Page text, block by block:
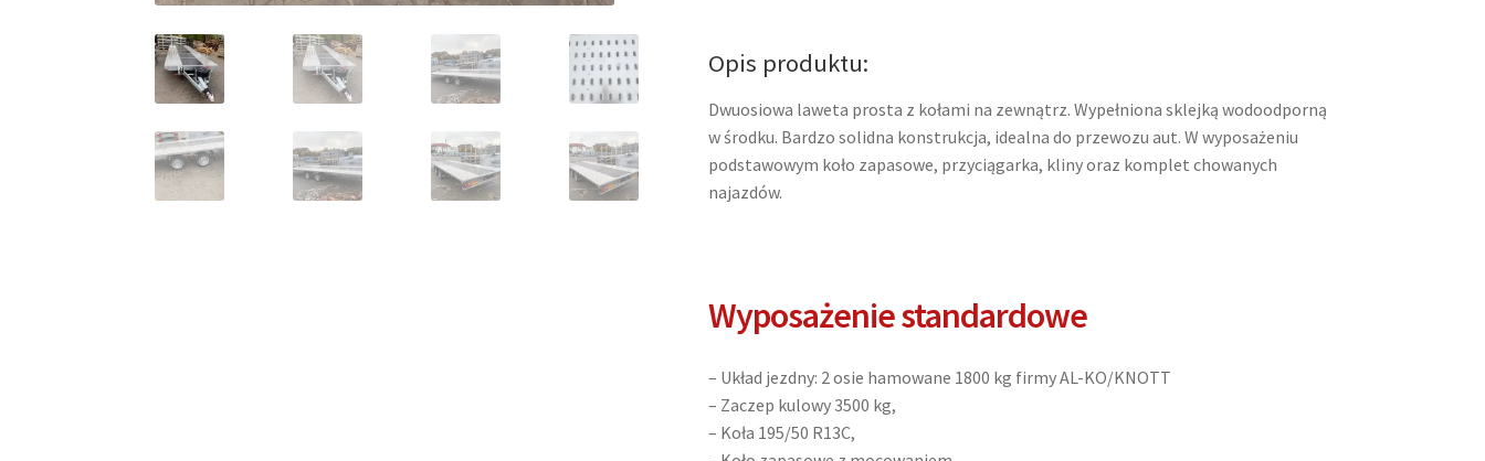
sklejka
w
środku,
niskie
koła,
Opis produktu:
Dwuosiowa laweta prosta z kołami na zewnątrz. Wypełniona sklejką wodoodporną
w środku. Bardzo solidna konstrukcja, idealna do przewozu aut. W wyposażeniu
podstawowym koło zapasowe, przyciągarka, kliny oraz komplet chowanych
najazdów.
Wyposażenie standardowe
– Układ jezdny: 2 osie hamowane 1800 kg firmy AL-KO/KNOTT
– Zaczep kulowy 3500 kg,
– Koła 195/50 R13C,